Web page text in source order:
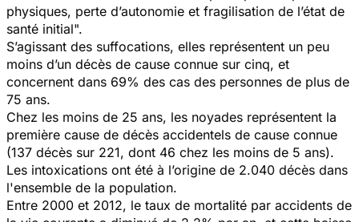
physiques, perte d’autonomie et fragilisation de l’état de
santé initial".
S’agissant des suffocations, elles représentent un peu
moins d’un décès de cause connue sur cinq, et
concernent dans 69% des cas des personnes de plus de
75 ans.
Chez les moins de 25 ans, les noyades représentent la
première cause de décès accidentels de cause connue
(137 décès sur 221, dont 46 chez les moins de 5 ans).
Les intoxications ont été à l’origine de 2.040 décès dans
l'ensemble de la population.
Entre 2000 et 2012, le taux de mortalité par accidents de